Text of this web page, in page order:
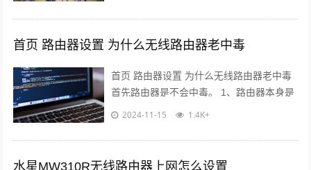
首页 路由器设置 为什么无线路由器老中毒
首页 路由器设置 为什么无线路由器老中毒
首先路由器是不会中毒。 1、路由器本身是
不会中毒的 ，只可能是路由器组成的局域
2024-11-15 1.4K+
水星MW310R无线路由器上网怎么设置